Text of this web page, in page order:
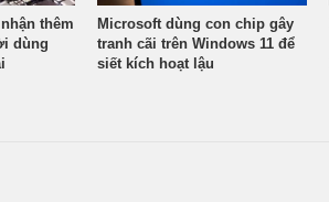
thêm
dùng
Microsoft dùng con chip gây
tranh cãi trên Windows 11 để
siết kích hoạt lậu